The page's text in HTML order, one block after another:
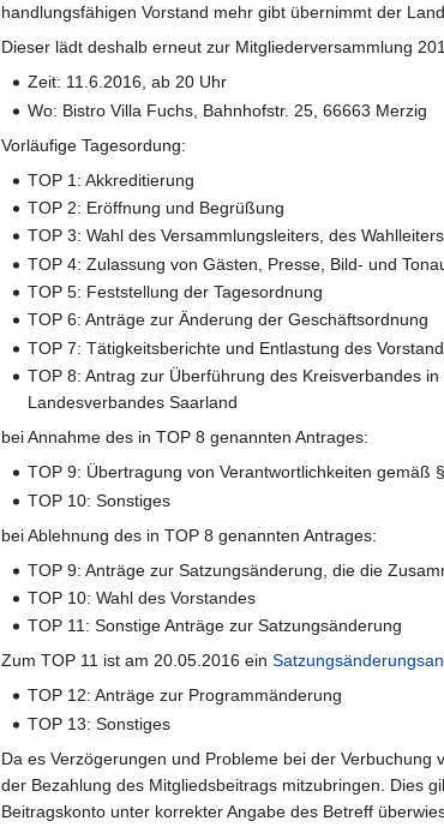
handlungsfähigen Vorstand mehr gibt übernimmt der
Dieser lädt deshalb erneut zur Mitgliederversammlung
Zeit: 11.6.2016, ab 20 Uhr
Wo: Bistro Villa Fuchs, Bahnhofstr. 25, 66663 Merzig
Vorläufige Tagesordung:
TOP 1: Akkreditierung
TOP 2: Eröffnung und Begrüßung
TOP 3: Wahl des Versammlungsleiters, des
TOP 4: Zulassung von Gästen, Presse, Bild- und
TOP 5: Feststellung der Tagesordnung
TOP 6: Anträge zur Änderung der Geschäftsordnung
TOP 7: Tätigkeitsberichte und Entlastung des
TOP 8: Antrag zur Überführung des Kreisverbandes
Landesverbandes Saarland
bei Annahme des in TOP 8 genannten Antrages:
TOP 9: Übertragung von Verantwortlichkeiten gemäß
TOP 10: Sonstiges
bei Ablehnung des in TOP 8 genannten Antrages:
TOP 9: Anträge zur Satzungsänderung, die die
TOP 10: Wahl des Vorstandes
TOP 11: Sonstige Anträge zur Satzungsänderung
Zum TOP 11 ist am 20.05.2016 ein
TOP 12: Anträge zur Programmänderung
TOP 13: Sonstiges
Da es Verzögerungen und Probleme bei der
der Bezahlung des Mitgliedsbeitrags mitzubringen. Dies
Beitragskonto unter korrekter Angabe des Betreff